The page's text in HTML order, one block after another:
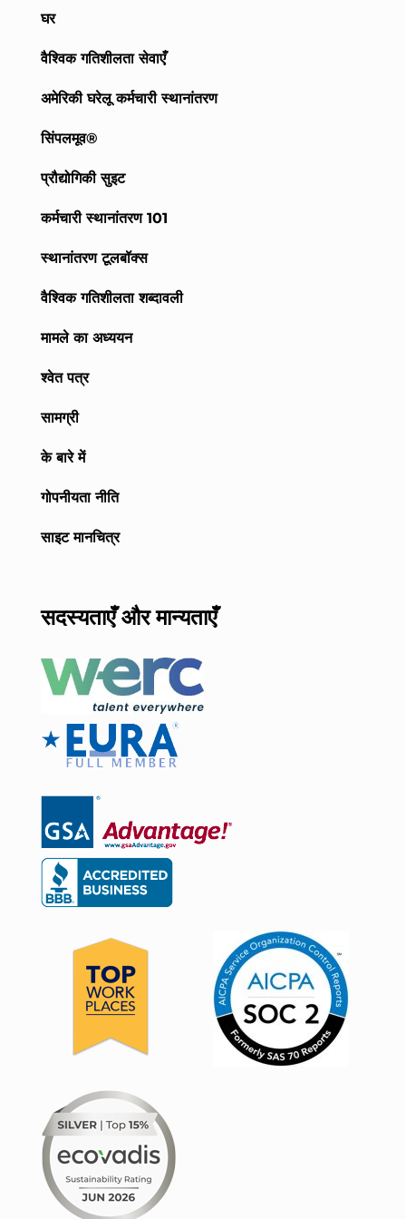
घर
वैश्विक गतिशीलता सेवाएँ
अमेरिकी घरेलू कर्मचारी स्थानांतरण
सिंपलमूव®
प्रौद्योगिकी सुइट
कर्मचारी स्थानांतरण 101
स्थानांतरण टूलबॉक्स
वैश्विक गतिशीलता शब्दावली
मामले का अध्ययन
श्वेत पत्र
सामग्री
के बारे में
गोपनीयता नीति
साइट मानचित्र
सदस्यताएँ और मान्यताएँ